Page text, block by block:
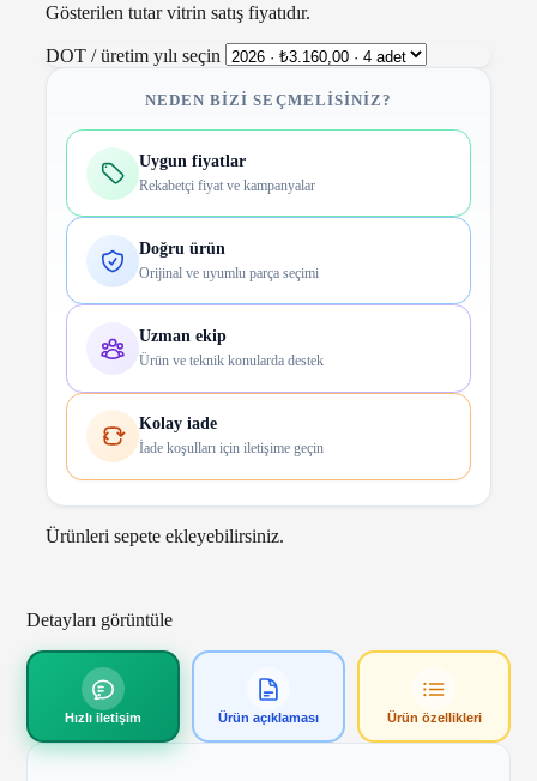
Gösterilen tutar vitrin satış fiyatıdır.
DOT / üretim yılı seçin
NEDEN BIZI SEÇMELISINIZ?
Uygun fiyatlar
Rekabetçi fiyat ve kampanyalar
Doğru ürün
Orijinal ve uyumlu parça seçimi
Uzman ekip
Ürün ve teknik konularda destek
Kolay iade
İade koşulları için iletişime geçin
Ürünleri sepete ekleyebilirsiniz.
Detayları görüntüle
Hızlı iletişim Ürün açıklaması Ürün özellikleri